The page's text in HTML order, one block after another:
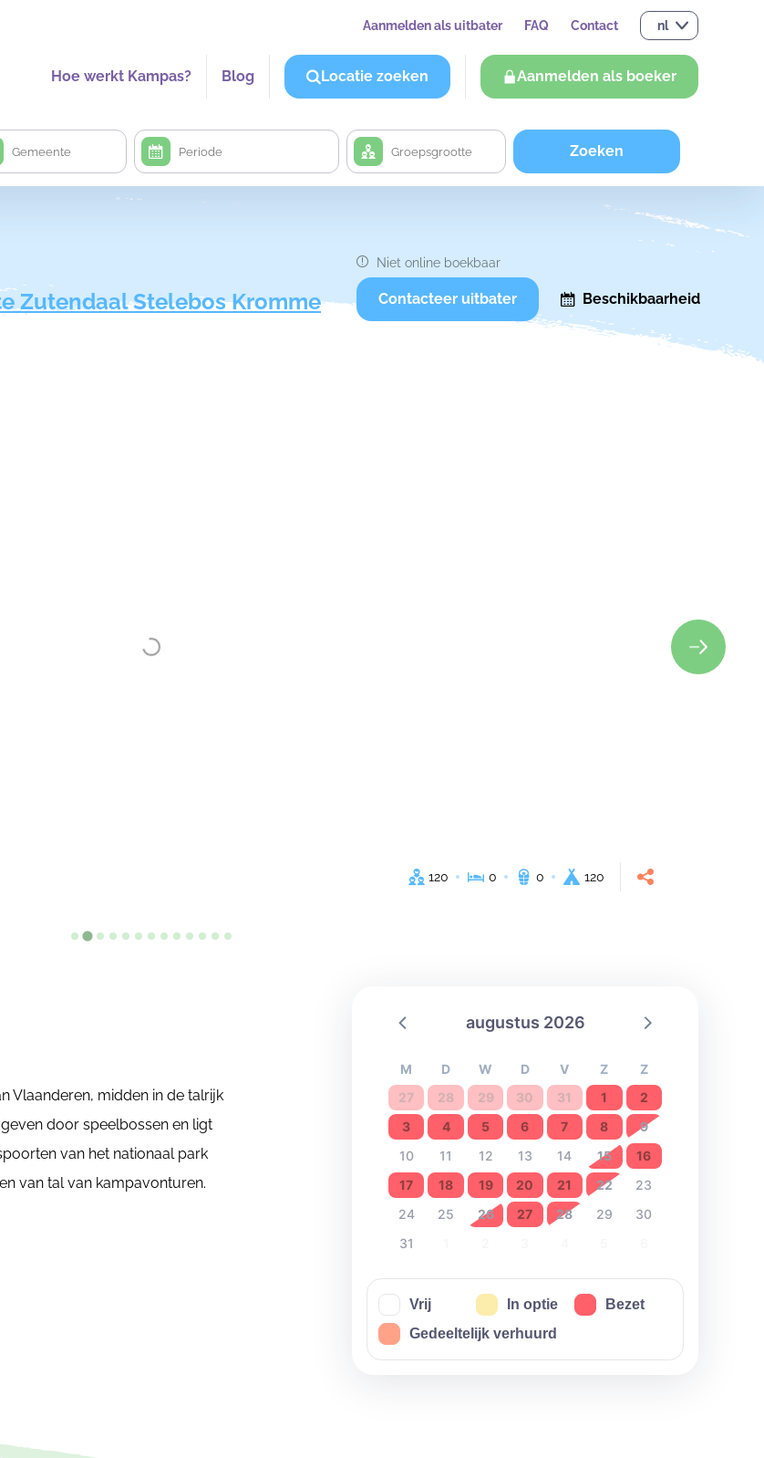
Aanmelden als uitbater FAQ Contact nl
Hoe werkt Kampas? Blog Locatie zoeken Aanmelden als boeker
Zoeken
Zutendaal Stelebos Kromme
Niet online boekbaar
Contacteer uitbater Beschikbaarheid
120 0 0 120
Vlaanderen, midden in de talrijk
door speelbossen en ligt
van het nationaal park
van tal van kampavonturen.
augustus 2026
M D W D V Z
Z
27
28 29 30 31 1
2
3
4 5 6 7 8
9
10
11 12 13 14 15
16
17
18 19 20 21 22
23
24
25 26 27 28 29
30
31
Vrij In optie
Bezet
Gedeeltelijk verhuurd